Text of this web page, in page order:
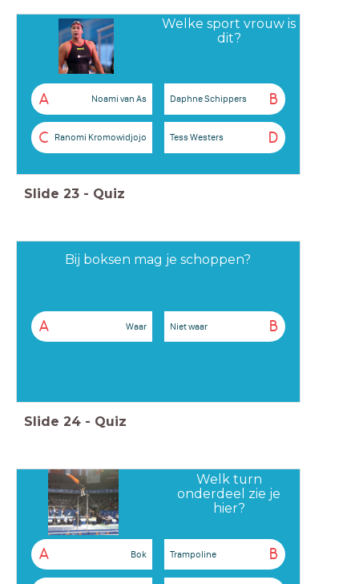
Welke sport vrouw is
dit?
A Noami van As B
Daphne Schippers
C Ranomi Kromowidjojo D
Tess Westers
Slide 23 - Quiz
Bij boksen mag je schoppen?
A Waar B
Niet waar
Slide 24 - Quiz
Welk turn
onderdeel zie je
hier?
A Bok B
Trampoline